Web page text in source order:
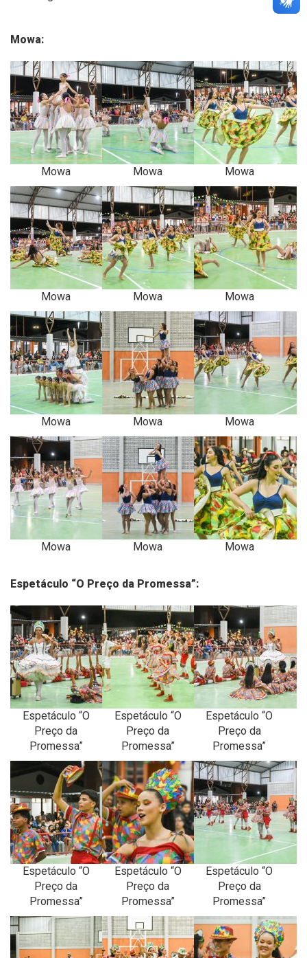
Mowa:
Mowa Mowa Mowa
Mowa Mowa Mowa
Mowa Mowa Mowa
Mowa Mowa Mowa
Espetáculo “O Preço da Promessa”:
Espetáculo “O
Preço da
Promessa”
Espetáculo “O
Preço da
Promessa”
Espetáculo “O
Preço da
Promessa”
Espetáculo “O
Preço da
Promessa”
Espetáculo “O
Preço da
Promessa”
Espetáculo “O
Preço da
Promessa”